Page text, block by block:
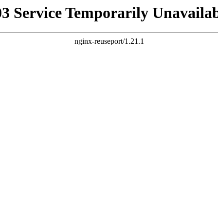
Service Temporarily
nginx-reuseport/1.21.1